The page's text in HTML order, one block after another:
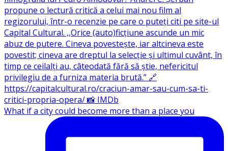
What if a city could become more than a place you